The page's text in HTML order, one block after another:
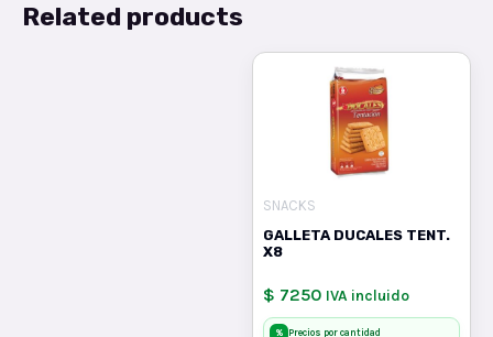
Related products
SNACKS
GALLETA DUCALES TENT.
X8
$ 7250 IVA incluido
% Precios por cantidad